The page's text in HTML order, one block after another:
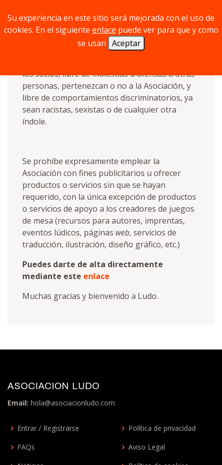
Asociación, la expulsión.
los socios, libre de molestias u ofensas a otras
personas, pertenezcan o no a la Asociación, y
libre de comportamientos discriminatorios, ya
sean racistas, sexistas o de cualquier otra
índole.
Se prohíbe expresamente emplear la
Asociación con fines publicitarios u ofrecer
productos o servicios sin que se hayan
requerido, con la única excepción de productos
o servicios de apoyo a los creadores de juegos
de mesa (recursos para autores, imprentas,
eventos lúdicos, páginas web, servicios de
traducción, ilustración, diseño gráfico, etc.)
Puedes darte de alta directamente
mediante este enlace
Muchas gracias y bienvenido a Ludo.
ASOCIACION LUDO
Email: hola@asociacionludo.com
Entrar / Registrarse
FAQs
Política de privacidad
Aviso Legal
Su experiencia en este sitio será mejorada con el uso de
cookies. En el siguiente enlace puede ver para que y como
se usan Aceptar